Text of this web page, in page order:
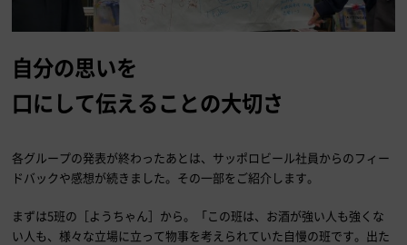
自分の思いを
口にして伝えることの大切さ
各グループの発表が終わったあとは、サッポロビール社員からのフィー
ドバックや感想が続きました。その一部をご紹介します。
まずは5班の［ようちゃん］から。「この班は、お酒が強い人も強くな
い人も、様々な立場に立って物事を考えられていた自慢の班です。出た